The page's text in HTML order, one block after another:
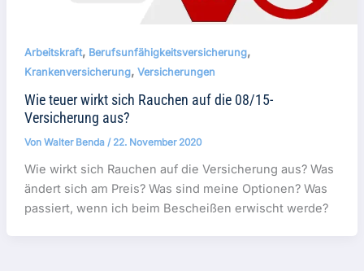
Arbeitskraft, Berufsunfähigkeitsversicherung,
Krankenversicherung, Versicherungen
Wie teuer wirkt sich Rauchen auf die 08/15-
Versicherung aus?
Von Walter Benda / 22. November 2020
Wie wirkt sich Rauchen auf die Versicherung aus? Was
ändert sich am Preis? Was sind meine Optionen? Was
passiert, wenn ich beim Bescheißen erwischt werde?